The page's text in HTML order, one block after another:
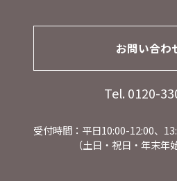
お問い合わ
Tel. 0120-
受付時間：平日10:00-12:00、
（土日・祝日・年末年